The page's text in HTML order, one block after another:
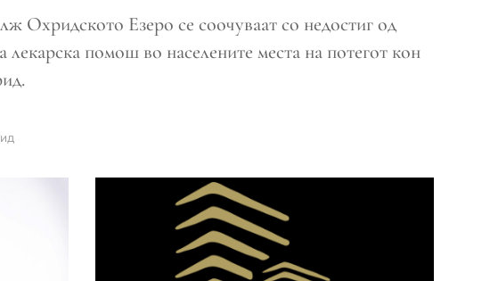
Охридското Езеро се соочуваат со недостиг од
помош во населените места на потегот кон